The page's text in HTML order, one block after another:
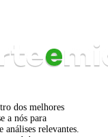
dos melhores
a nós para
relevantes.